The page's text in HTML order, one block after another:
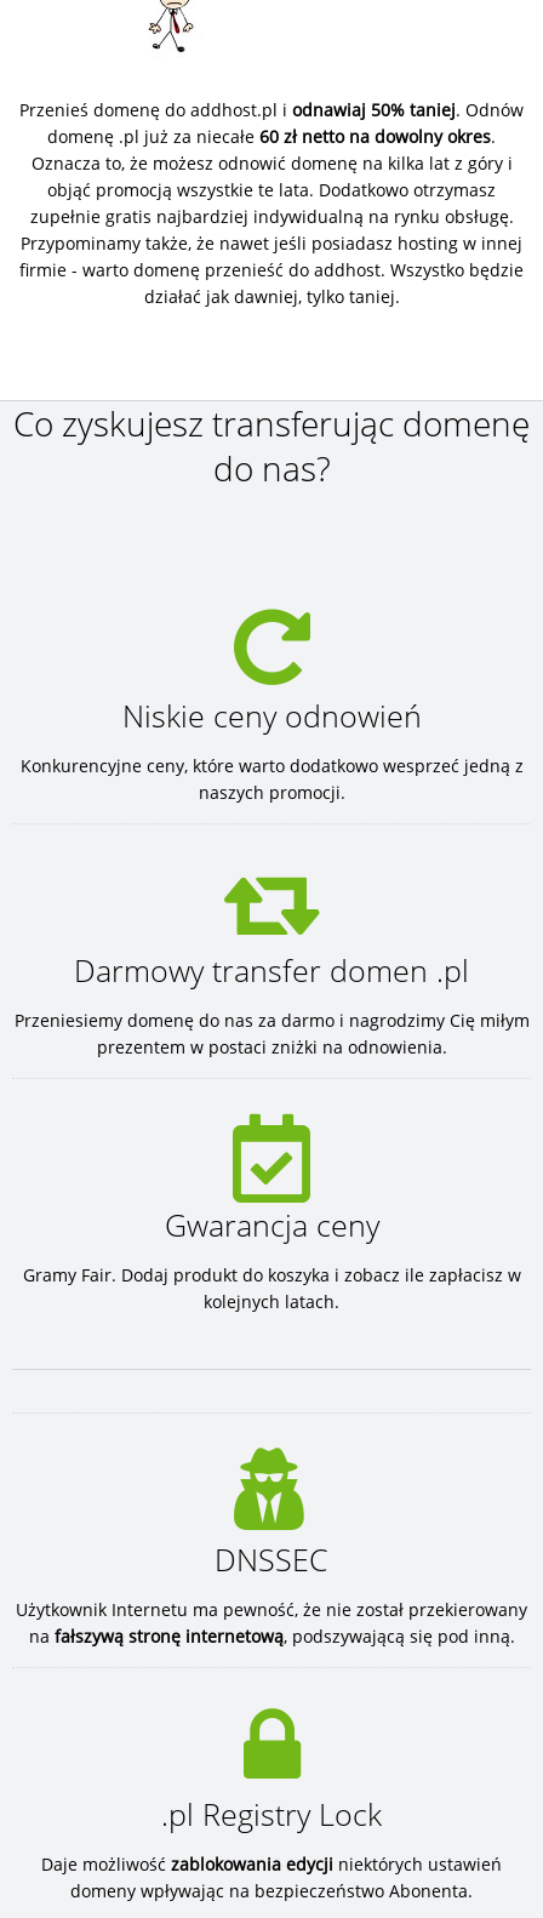
Przenieś domenę do addhost.pl i odnawiaj 50% taniej. Odnów
domenę .pl już za niecałe 60 zł netto na dowolny okres.
Oznacza to, że możesz odnowić domenę na kilka lat z góry i
objąć promocją wszystkie te lata. Dodatkowo otrzymasz
zupełnie gratis najbardziej indywidualną na rynku obsługę.
Przypominamy także, że nawet jeśli posiadasz hosting w innej
firmie - warto domenę przenieść do addhost. Wszystko będzie
działać jak dawniej, tylko taniej.
Co zyskujesz transferując domenę
do nas?
Niskie ceny odnowień
Konkurencyjne ceny, które warto dodatkowo wesprzeć jedną z
naszych promocji.
Darmowy transfer domen .pl
Przeniesiemy domenę do nas za darmo i nagrodzimy Cię miłym
prezentem w postaci zniżki na odnowienia.
Gwarancja ceny
Gramy Fair. Dodaj produkt do koszyka i zobacz ile zapłacisz w
kolejnych latach.
DNSSEC
Użytkownik Internetu ma pewność, że nie został przekierowany
na fałszywą stronę internetową, podszywającą się pod inną.
.pl Registry Lock
Daje możliwość zablokowania edycji niektórych ustawień
domeny wpływając na bezpieczeństwo Abonenta.